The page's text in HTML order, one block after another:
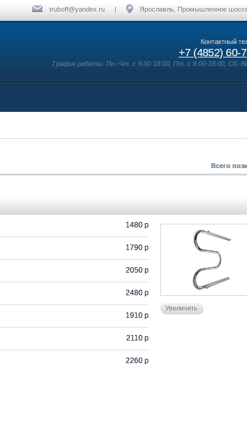
Ярославль, Промышленное
|
truboff@yandex.ru
Контактный
+7 (4852) 60-
График работы: Пн.-Чт. с 9.00-18.00, Пт. с 9.00-18.00, Сб.-
Всего
1480 р
1790 р
2050 р
2480 р
1910 р
2110 р
2260 р
Увеличить